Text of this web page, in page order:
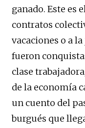
ganado. Este es
contratos
vacaciones o a
fueron
clase
de la economía
un cuento del
burgués que